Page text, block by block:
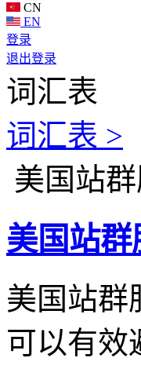
CN
EN
登录
退出登录
词汇表
词汇表 >
美国站
美国站
美国站群
可以有效